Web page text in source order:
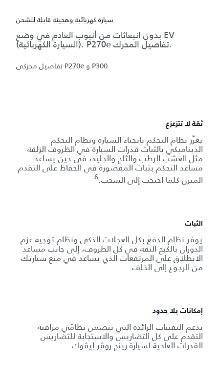
سيارة كهربائية وهجينة قابلة للشحن
بدون انبعاثات من أنبوب العادم في وضع EV
(السيارة الكهربائية). P270e تفاصيل المحرك.
تفاصيل محركي P270e و P300.
ثقة لا تتزعزع
يعزّز نظام التحكم بانحناء السيارة ونظام التحكم
الديناميكي بالثبات قدرات السيارة في الظروف الزلقة
مثل العشب الرطب والثلج والجليد، في حين يساعد
مساعد التحكم بثبات المقصورة في الحفاظ على التقدم
المتزن كلما احتجت إلى السحب.6
الثبات
يوفر نظام الدفع بكل العجلات الذكي ونظام توجيه عزم
الدوران بالكبح الثقة في كل الظروف، إلى جانب مساعد
الانطلاق على المرتفعات الذي يساعد في منع سيارتك
من الرجوع إلى الخلف.
إمكانات بلا حدود
تدعم التقنيات الرائدة التي تتضمن نظامَي مراقبة
التقدم على كل التضاريس والاستجابة للتضاريس
القدرات العادية لسيارة رينج روڤر إيڤوك.